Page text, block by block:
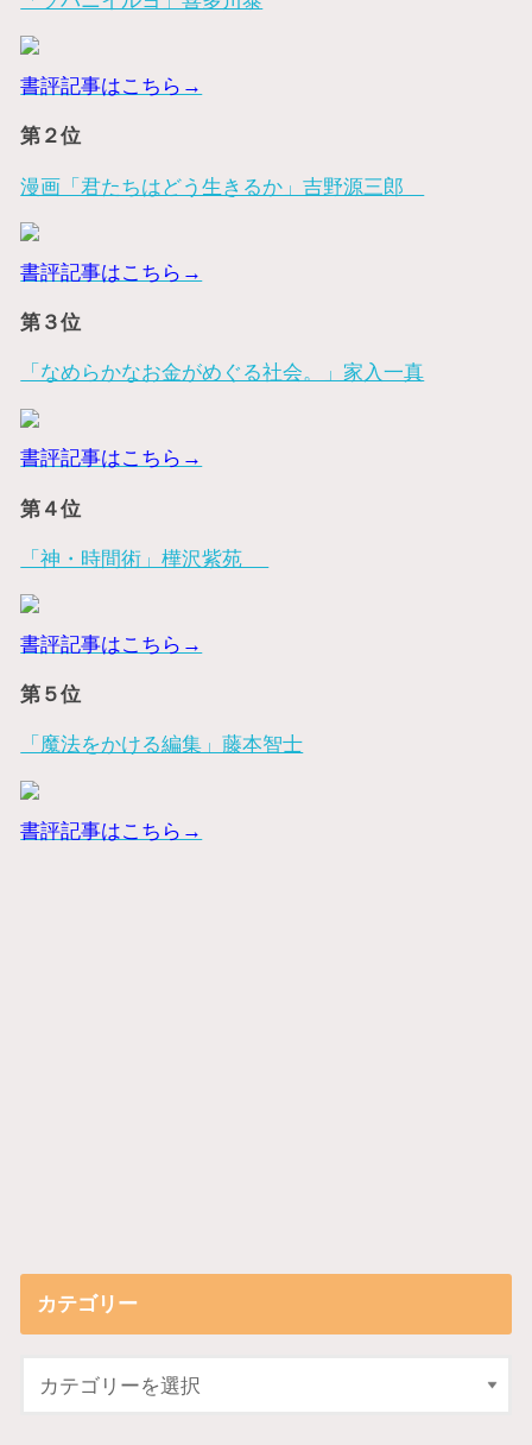
書評記事はこちら→
第２位
漫画「君たちはどう生きるか」吉野源三郎
書評記事はこちら→
第３位
「なめらかなお金がめぐる社会。」家入一真
書評記事はこちら→
第４位
「神・時間術」樺沢紫苑
書評記事はこちら→
第５位
「魔法をかける編集」藤本智士
書評記事はこちら→
カテゴリー